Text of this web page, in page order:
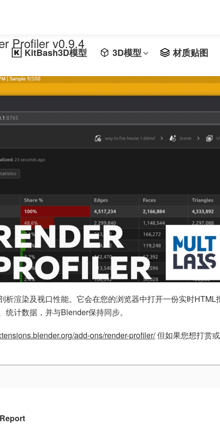
KitBash3D模型 3D模型 材质贴图
Profiler v0.9.4
渲染及视口性能。它会在您的浏览器中打开一份实时HTML
计数据，并与Blender保持同步。
add-ons/render-profiler/但如果您想打赏